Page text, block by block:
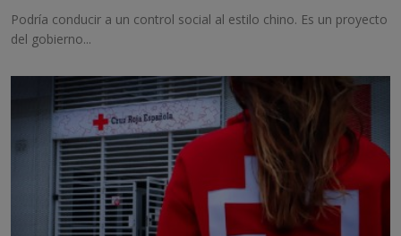
Podría conducir a un control social al estilo chino. Es un proyecto
del gobierno...